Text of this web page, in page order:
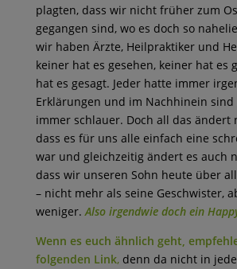
plagten, dass wir nicht früher zum
gegangen sind, wo es doch so
wir haben Ärzte, Heilpraktiker und
keiner hat es gesehen, keiner hat es
hat es gesagt. Jeder hatte immer
Erklärungen und im Nachhinein
immer schlauer. Doch all das ändert
dass es für uns alle einfach eine
war und gleichzeitig ändert es auch
dass wir unseren Sohn heute über
– nicht mehr als seine Geschwister,
weniger.Also irgendwie doch ein
Wenn es euch ähnlich geht,
folgenden Link,denn da nicht in